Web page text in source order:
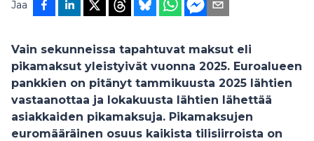
Jaa
Vain sekunneissa tapahtuvat maksut eli
pikamaksut yleistyivät vuonna 2025. Euroalueen
pankkien on pitänyt tammikuusta 2025 lähtien
vastaanottaa ja lokakuusta lähtien lähettää
asiakkaiden pikamaksuja. Pikamaksujen
euromääräinen osuus kaikista tilisiirroista on